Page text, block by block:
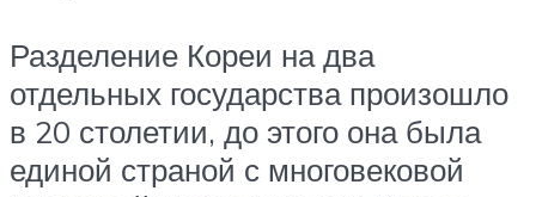
Разделение Кореи на два
отдельных государства произошло
в 20 столетии, до этого она была
единой страной с многовековой